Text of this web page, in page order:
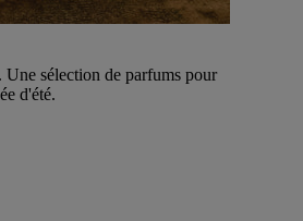
sélection de parfums pour
d'été.